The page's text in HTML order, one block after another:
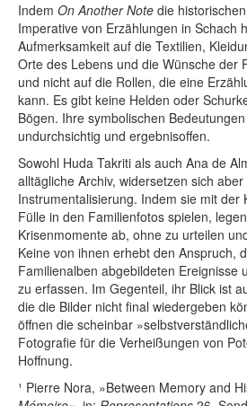
Indem On Another Note die
Imperative von Erzählungen in Schach
Aufmerksamkeit auf die Textilien,
Orte des Lebens und die Wünsche der
und nicht auf die Rollen, die eine
kann. Es gibt keine Helden oder
Bögen. Ihre symbolischen
undurchsichtig und ergebnisoffen.
Sowohl Huda Takriti als auch Ana de
alltägliche Archiv, widersetzen sich aber
Instrumentalisierung. Indem sie mit der
Fülle in den Familienfotos spielen,
Krisenmomente ab, ohne zu urteilen
Keine von ihnen erhebt den Anspruch,
Familienalben abgebildeten Ereignisse
zu erfassen. Im Gegenteil, ihr Blick ist
die die Bilder nicht final wiedergeben
öffnen die scheinbar
Fotografie für die Verheißungen von
Hoffnung.
¹ Pierre Nora, »Between Memory and